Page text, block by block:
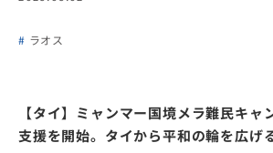
ラオス
【タイ】ミャンマー国境メラ難民キャ
支援を開始。タイから平和の輪を広げ